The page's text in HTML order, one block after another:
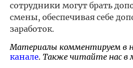
сотрудники могут брать
смены, обеспечивая себе
заработок.
Материалы комментируем в
канале. Также читайте нас в